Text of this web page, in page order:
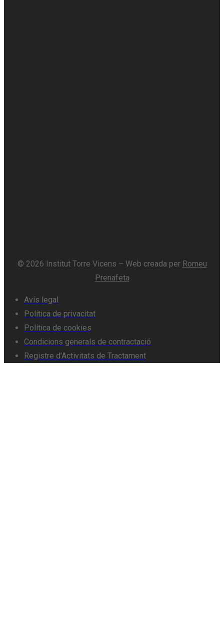
© 2026 Institut Torre Vicens – Web creada per Romeu
Prenafeta
Avís legal
Política de privacitat
Política de cookies
Condicions generals de contractació
Registre d’Activitats de Tractament